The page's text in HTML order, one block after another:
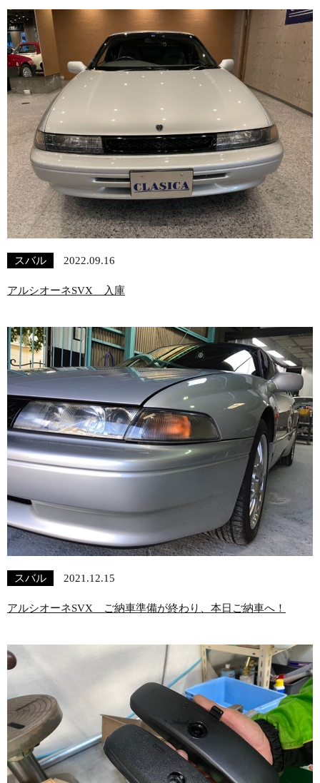
スバル 2022.09.16
アルシオーネSVX 入庫
スバル 2021.12.15
アルシオーネSVX ご納車準備が終わり、本日ご納車へ！